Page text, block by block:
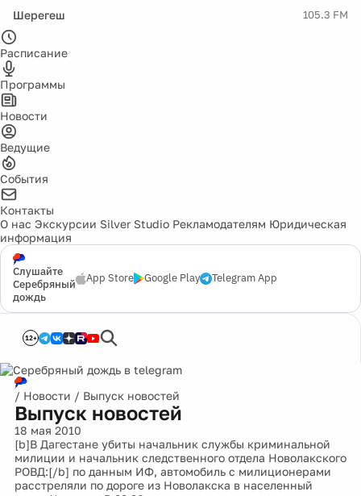
Шерегеш 105.3 FM
Расписание
Программы
Новости
Ведущие
События
Контакты
О нас Экскурсии Silver Studio Рекламодателям Юридическая
информация
Слушайте
Серебряный
дождь
App Store Google Play Telegram App
12+
/ Новости / Выпуск новостей
Выпуск новостей
18 мая 2010
[b]В Дагестане убиты начальник службы криминальной
милиции и начальник следственного отдела Новолакского
РОВД:[/b] по данным ИФ, автомобиль с милиционерами
расстреляли по дороге из Новолакска в населенный